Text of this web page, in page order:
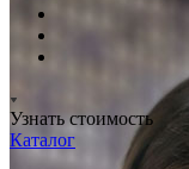
Узнать стоимость
Каталог